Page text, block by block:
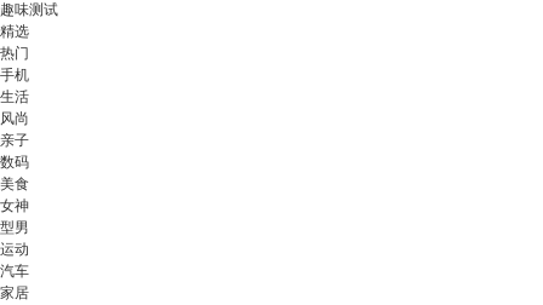
趣味测试
精选
热门
手机
生活
风尚
亲子
数码
美食
女神
型男
运动
汽车
家居